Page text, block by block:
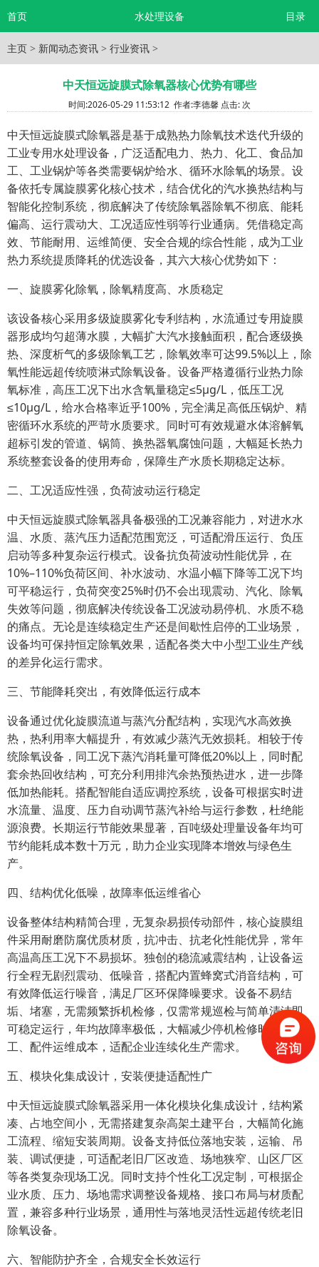
首页 水处理设备 目录
主页 > 新闻动态资讯 > 行业资讯 >
中天恒远旋膜式除氧器核心优势有哪些
时间:2026-05-29 11:53:12 作者:李德馨 点击: 次
中天恒远旋膜式除氧器是基于成熟热力除氧技术迭代升级的
工业专用水处理设备，广泛适配电力、热力、化工、食品加
工、工业锅炉等各类需要锅炉给水、循环水除氧的场景。设
备依托专属旋膜雾化核心技术，结合优化的汽水换热结构与
智能化控制系统，彻底解决了传统除氧器除氧不彻底、能耗
偏高、运行震动大、工况适应性弱等行业通病。凭借稳定高
效、节能耐用、运维简便、安全合规的综合性能，成为工业
热力系统提质降耗的优选设备，其六大核心优势如下：
一、旋膜雾化除氧，除氧精度高、水质稳定
该设备核心采用多级旋膜雾化专利结构，水流通过专用旋膜
器形成均匀超薄水膜，大幅扩大汽水接触面积，配合逐级换
热、深度析气的多级除氧工艺，除氧效率可达99.5%以上，除
氧性能远超传统喷淋式除氧设备。设备严格遵循行业热力除
氧标准，高压工况下出水含氧量稳定≤5μg/L，低压工况
≤10μg/L，给水合格率近乎100%，完全满足高低压锅炉、精
密循环水系统的严苛水质要求。同时可有效规避水体溶解氧
超标引发的管道、锅筒、换热器氧腐蚀问题，大幅延长热力
系统整套设备的使用寿命，保障生产水质长期稳定达标。
二、工况适应性强，负荷波动运行稳定
中天恒远旋膜式除氧器具备极强的工况兼容能力，对进水水
温、水质、蒸汽压力适配范围宽泛，可适配滑压运行、负压
启动等多种复杂运行模式。设备抗负荷波动性能优异，在
10%–110%负荷区间、补水波动、水温小幅下降等工况下均
可平稳运行，负荷突变25%时仍不会出现震动、汽化、除氧
失效等问题，彻底解决传统设备工况波动易停机、水质不稳
的痛点。无论是连续稳定生产还是间歇性启停的工业场景，
设备均可保持恒定除氧效果，适配各类大中小型工业生产线
的差异化运行需求。
三、节能降耗突出，有效降低运行成本
设备通过优化旋膜流道与蒸汽分配结构，实现汽水高效换
热，热利用率大幅提升，有效减少蒸汽无效损耗。相较于传
统除氧设备，同工况下蒸汽消耗量可降低20%以上，同时配
套余热回收结构，可充分利用排汽余热预热进水，进一步降
低加热能耗。搭配智能自适应调控系统，设备可根据实时进
水流量、温度、压力自动调节蒸汽补给与运行参数，杜绝能
源浪费。长期运行节能效果显著，百吨级处理量设备年均可
节约能耗成本数十万元，助力企业实现降本增效与绿色生
产。
四、结构优化低噪，故障率低运维省心
设备整体结构精简合理，无复杂易损传动部件，核心旋膜组
件采用耐磨防腐优质材质，抗冲击、抗老化性能优异，常年
高温高压工况下不易损坏。独创的稳流减震结构，让设备运
行全程无剧烈震动、低噪音，搭配内置蜂窝式消音结构，可
有效降低运行噪音，满足厂区环保降噪要求。设备不易结
垢、堵塞，无需频繁拆机检修，仅需常规巡检与简单清洁即
可稳定运行，年均故障率极低，大幅减少停机检修时长与人
工、配件运维成本，适配企业连续化生产需求。
五、模块化集成设计，安装便捷适配性广
中天恒远旋膜式除氧器采用一体化模块化集成设计，结构紧
凑、占地空间小，无需搭建复杂高架土建平台，大幅简化施
工流程、缩短安装周期。设备支持低位落地安装，运输、吊
装、调试便捷，可适配老旧厂区改造、场地狭窄、山区厂区
等各类复杂现场工况。同时支持个性化工况定制，可根据企
业水质、压力、场地需求调整设备规格、接口布局与材质配
置，兼容多种行业场景，通用性与落地灵活性远超传统老旧
除氧设备。
六、智能防护齐全，合规安全长效运行